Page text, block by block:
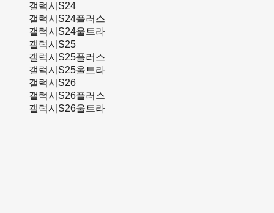
갤럭시S24
갤럭시S24플러스
갤럭시S24울트라
갤럭시S25
갤럭시S25플러스
갤럭시S25울트라
갤럭시S26
갤럭시S26플러스
갤럭시S26울트라